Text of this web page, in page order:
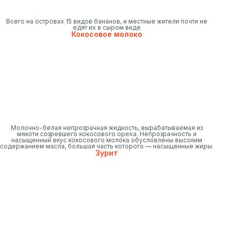
Всего на островах 15 видов бананов, и местные жители почти не
едят их в сыром виде
Кокосовое молоко
Молочно-белая непрозрачная жидкость, вырабатываемая из
мякоти созревшего кокосового ореха. Непрозрачность и
насыщенный вкус кокосового молока обусловлены высоким
содержанием масла, большая часть которого — насыщенные жиры.
Зурит